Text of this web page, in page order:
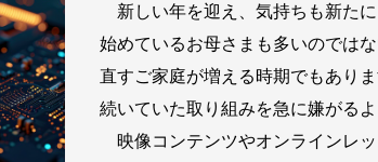
新しい年を迎え、気持ちも新た
始めているお母さまも多いのでは
直すご家庭が増える時期でもあり
続いていた取り組みを急に嫌がる
映像コンテンツやオンラインレ